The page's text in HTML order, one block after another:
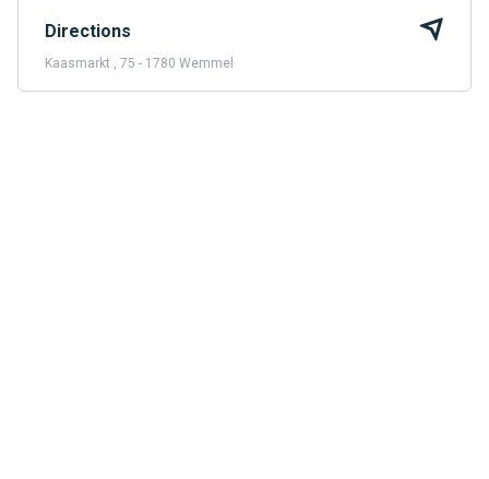
Directions
Kaasmarkt , 75 - 1780 Wemmel